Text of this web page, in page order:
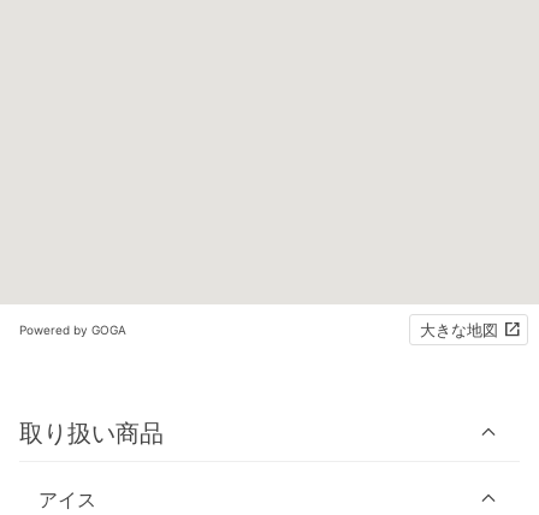
Powered by GOGA 大きな地図
取り扱い商品
アイス